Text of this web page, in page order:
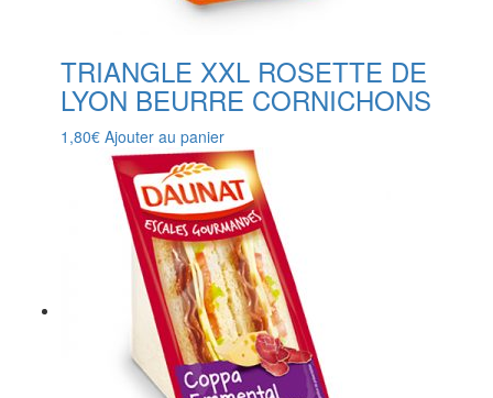
TRIANGLE XXL ROSETTE DE
LYON BEURRE CORNICHONS
1,80€ Ajouter au panier